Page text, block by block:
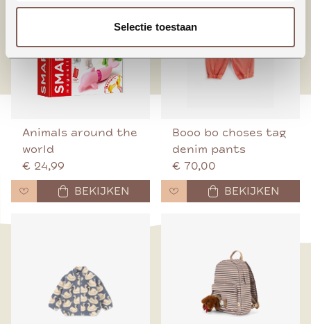
Selectie toestaan
Animals around the
world
€ 24,99
BEKIJKEN
Booo bo choses tag
denim pants
€ 70,00
BEKIJKEN